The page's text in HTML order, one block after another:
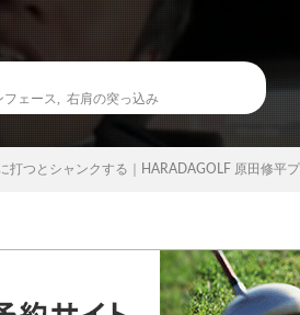
フェース 右肩の突っ込み
打つとシャンクする｜HARADAGOLF 原田修平